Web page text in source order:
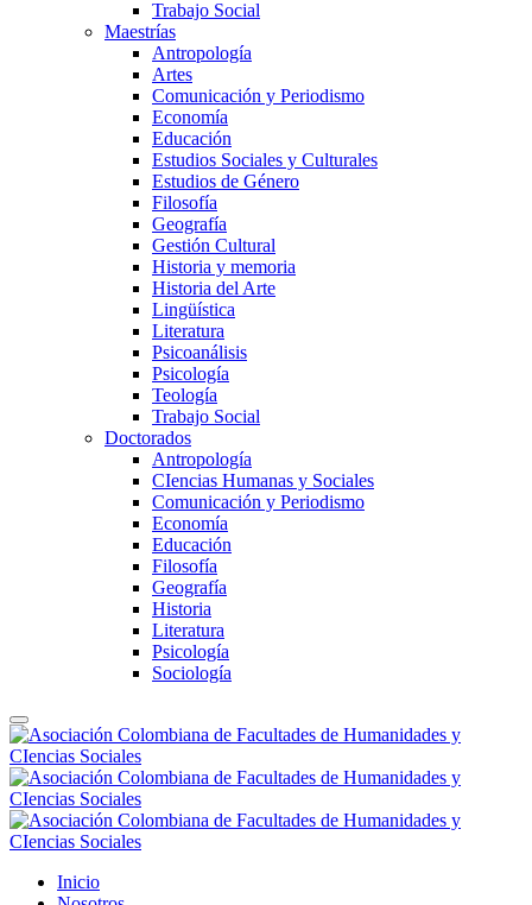
Trabajo Social
Maestrías
Antropología
Artes
Comunicación y Periodismo
Economía
Educación
Estudios Sociales y Culturales
Estudios de Género
Filosofía
Geografía
Gestión Cultural
Historia y memoria
Historia del Arte
Lingüística
Literatura
Psicoanálisis
Psicología
Teología
Trabajo Social
Doctorados
Antropología
CIencias Humanas y Sociales
Comunicación y Periodismo
Economía
Educación
Filosofía
Geografía
Historia
Literatura
Psicología
Sociología
Inicio